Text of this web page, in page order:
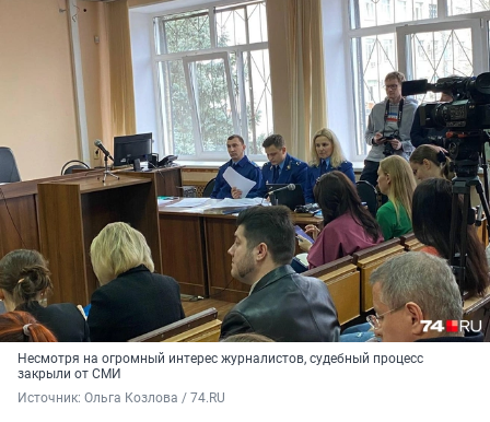
Несмотря на огромный интерес журналистов, судебный процесс
закрыли от СМИ
Источник: Ольга Козлова / 74.RU